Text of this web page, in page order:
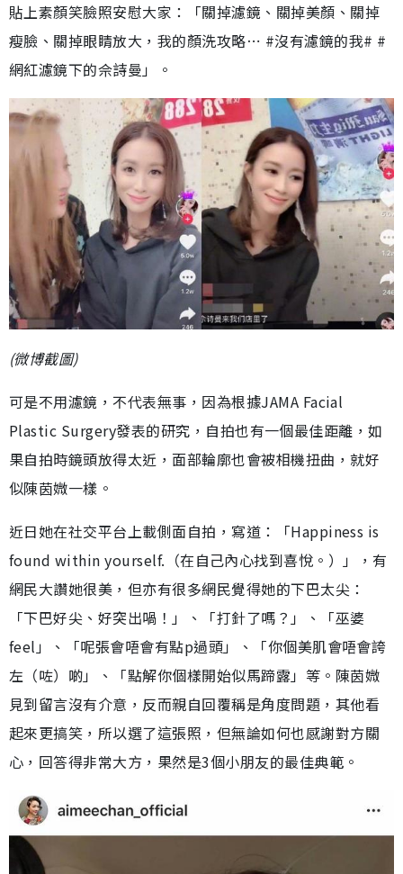
貼上素顏笑臉照安慰大家：「關掉濾鏡、關掉美顏、關掉
瘦臉、關掉眼睛放大，我的顏洗攻略⋯ #沒有濾鏡的我# #
網紅濾鏡下的佘詩曼」。
(微博截圖)
可是不用濾鏡，不代表無事，因為根據JAMA Facial
Plastic Surgery發表的研究，自拍也有一個最佳距離，如
果自拍時鏡頭放得太近，面部輪廓也會被相機扭曲，就好
似陳茵媺一樣。
近日她在社交平台上載側面自拍，寫道：「Happiness is
found within yourself.（在自己內心找到喜悅。）」，有
網民大讚她很美，但亦有很多網民覺得她的下巴太尖：
「下巴好尖、好突出喎！」、「打針了嗎？」、「巫婆
feel」、「呢張會唔會有點p過頭」、「你個美肌會唔會誇
左（咗）啲」、「點解你個樣開始似馬蹄露」等。陳茵媺
見到留言沒有介意，反而親自回覆稱是角度問題，其他看
起來更搞笑，所以選了這張照，但無論如何也感謝對方關
心，回答得非常大方，果然是3個小朋友的最佳典範。